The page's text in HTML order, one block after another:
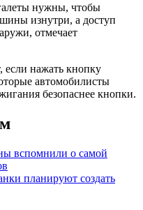
нужны, чтобы
изнутри, а доступ
отмечает
если нажать кнопку
автомобилисты
безопаснее кнопки.
вспомнили о самой
планируют создать